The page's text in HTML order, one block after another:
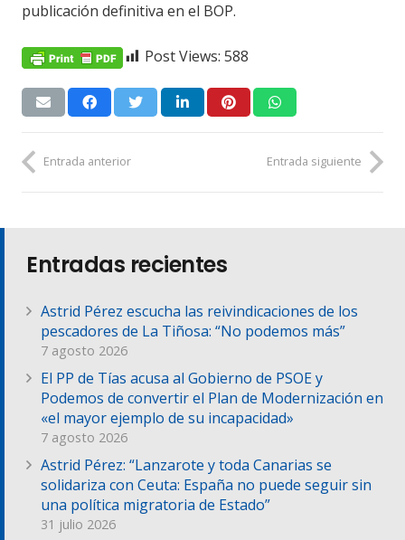
publicación definitiva en el BOP.
Post Views: 588
Entrada anterior Entrada siguiente
Entradas recientes
Astrid Pérez escucha las reivindicaciones de los
pescadores de La Tiñosa: “No podemos más”
7 agosto 2026
El PP de Tías acusa al Gobierno de PSOE y
Podemos de convertir el Plan de Modernización en
«el mayor ejemplo de su incapacidad»
7 agosto 2026
Astrid Pérez: “Lanzarote y toda Canarias se
solidariza con Ceuta: España no puede seguir sin
una política migratoria de Estado”
31 julio 2026